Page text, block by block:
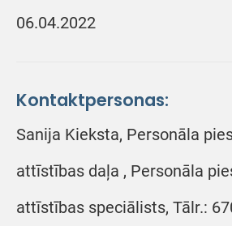
06.04.2022
Kontaktpersonas:
Sanija Kieksta, Personāla
attīstības daļa , Personāla
attīstības speciālists, Tālr.: